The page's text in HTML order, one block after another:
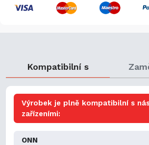
Kompatibilní s
Výrobek je plně kompatibilní s
zařízeními:
ONN